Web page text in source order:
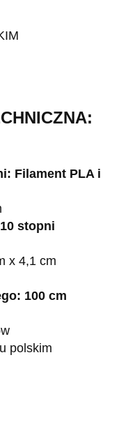
Filament PLA i
stopni
x 4,1 cm
100 cm
polskim